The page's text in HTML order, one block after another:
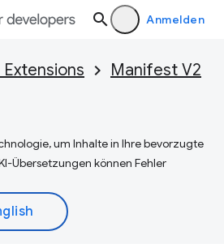
Anmelden
Manifest V2
um Inhalte in Ihre bevorzugte
Übersetzungen können Fehler